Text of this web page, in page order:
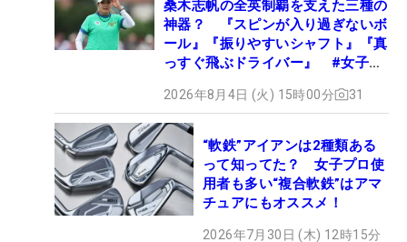
桑木志帆の全英制覇を支えた三種の
神器？ 『スピンが入り過ぎないボ
ール』『振りやすいシャフト』『真
っすぐ飛ぶドライバー』 #女子プ
2026年8月4日 (火) 15時00分 31
“軟鉄”アイアンは2種類ある
って知ってた？ 女子プロ使
用者も多い“複合軟鉄”はアマ
チュアにもオススメ！
2026年7月30日 (木) 12時15分